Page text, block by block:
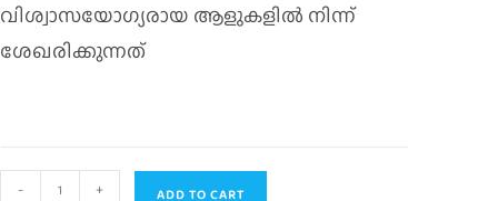
വിശ്വാസയോഗ്യരായ ആളുകളില്‍ നിന്ന്‌
ശേഖരിക്കുന്നത്‌
- + ADD TO CART